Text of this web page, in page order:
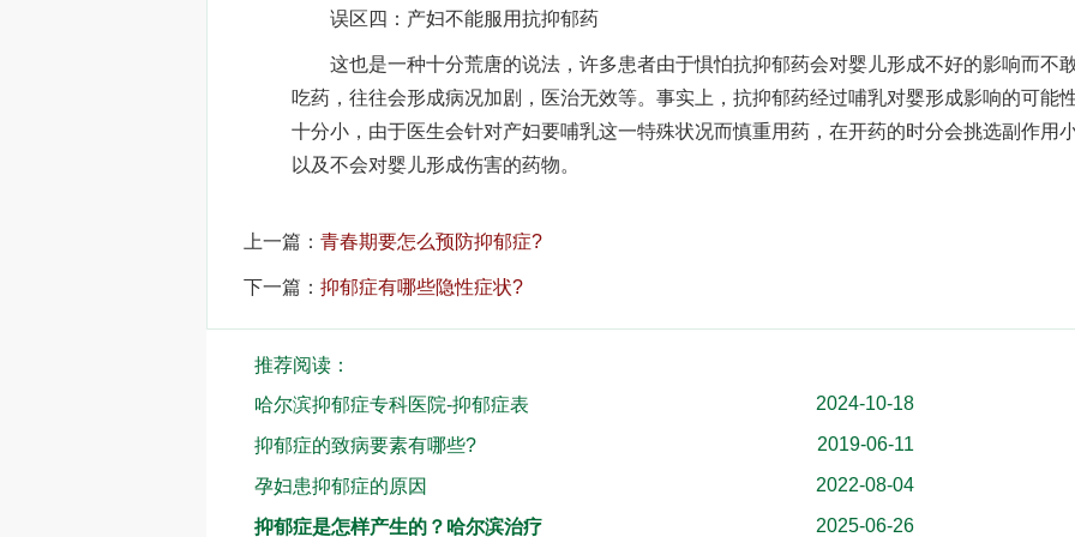
误区四：产妇不能服用抗抑郁药
这也是一种十分荒唐的说法，许多患者由于惧怕抗抑郁药会对婴儿形成不好的影响而不
吃药，往往会形成病况加剧，医治无效等。事实上，抗抑郁药经过哺乳对婴形成影响的可能
十分小，由于医生会针对产妇要哺乳这一特殊状况而慎重用药，在开药的时分会挑选副作用
以及不会对婴儿形成伤害的药物。
上一篇： 青春期要怎么预防抑郁症?
下一篇： 抑郁症有哪些隐性症状?
推荐阅读：
哈尔滨抑郁症专科医院-抑郁症表
2024-10-18
抑郁症的致病要素有哪些? 2019-06-11
孕妇患抑郁症的原因 2022-08-04
抑郁症是怎样产生的？哈尔滨治疗 2025-06-26